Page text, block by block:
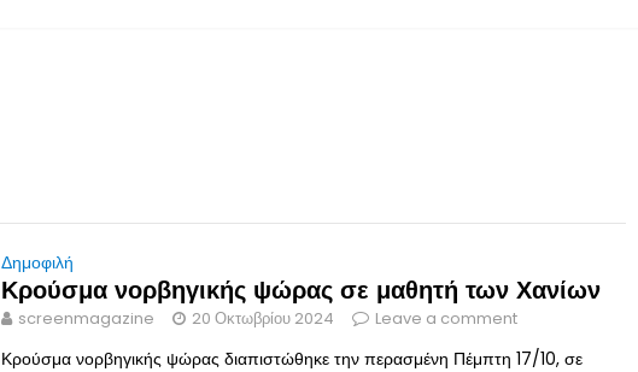
Δημοφιλή
Κρούσμα νορβηγικής ψώρας σε μαθητή των Χανίων
screenmagazine 20 Οκτωβρίου 2024 Leave a comment
Κρούσμα νορβηγικής ψώρας διαπιστώθηκε την περασμένη Πέμπτη 17/10, σε